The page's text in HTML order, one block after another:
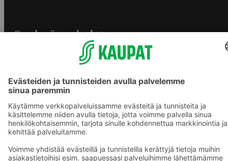
S-ryhmän palvelut
Yhteishyvä Ruoka -sovellus
S-ostoslista -sovellus
Prisma.fi
Sokos.fi
S-Pankki
Sokos Hotels